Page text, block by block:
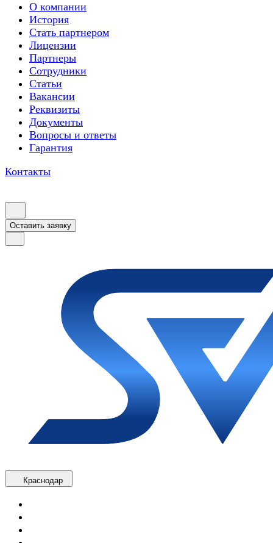
О компании
История
Стать партнером
Лицензии
Партнеры
Сотрудники
Статьи
Вакансии
Реквизиты
Документы
Вопросы и ответы
Гарантия
Контакты
Оставить заявку
Краснодар